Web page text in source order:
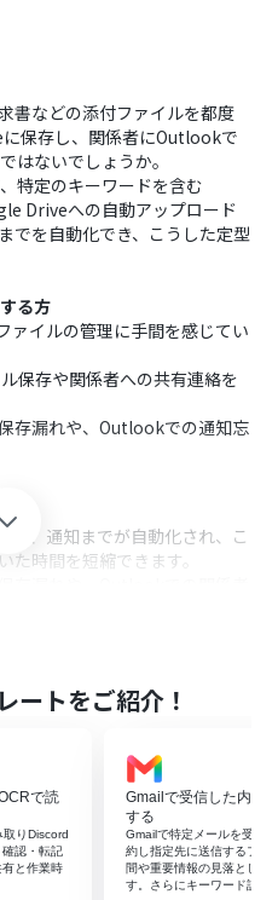
書などの添付ファイルを都度
保存し、関係者にOutlookで
はないでしょうか。
特定のキーワードを含む
Driveへの自動アップロード
でを自動化でき、こうした定型
る方
ァイルの管理に手間を感じてい
保存や関係者への共有連絡を
存漏れや、Outlookでの通知忘
ト
存、通知までが自動化され、こ
た時間を短縮できます。
Drive、OutlookをYoomと連
キーワードに一致するメール
ションを設定します。
メールに添付ファイルがある
むよう設定します。
ファイルをアップロードす
Gmailの添付ファイルを指定の
ートをご紹介！
で読
りDiscord
認・転記
と作業時
Gmailで受信した内容
する
Gmailで特定メールを受信
約し指定先に送信するフロ
間や重要情報の見落としを
す。さらにキーワード設定